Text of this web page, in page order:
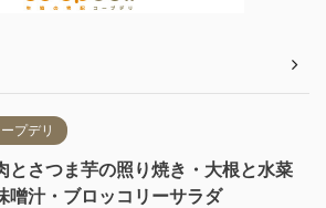
プデリ
とさつま芋の照り焼き・大根と水菜
噌汁・ブロッコリーサラダ